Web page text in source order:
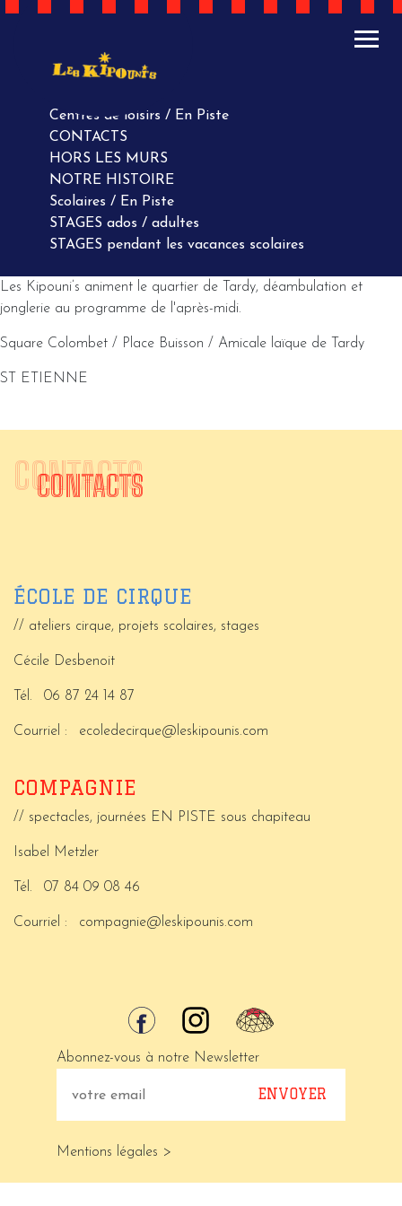
ACTUALITÉS
AGENDA
Centres de loisirs / En Piste
CONTACTS
HORS LES MURS
NOTRE HISTOIRE
Scolaires / En Piste
STAGES ados / adultes
STAGES pendant les vacances scolaires
Les Kipouni’s animent le quartier de Tardy, déambulation et
jonglerie au programme de l'après-midi.
Square Colombet / Place Buisson / Amicale laïque de Tardy
ST ETIENNE
CONTACTS
CONTACTS
ÉCOLE DE CIRQUE
// ateliers cirque, projets scolaires, stages
Cécile Desbenoit
Tél. 06 87 24 14 87
Courriel : ecoledecirque@leskipounis.com
COMPAGNIE
// spectacles, journées EN PISTE sous chapiteau
Isabel Metzler
Tél. 07 84 09 08 46
Courriel : compagnie@leskipounis.com
Abonnez-vous à notre Newsletter
Mentions légales >